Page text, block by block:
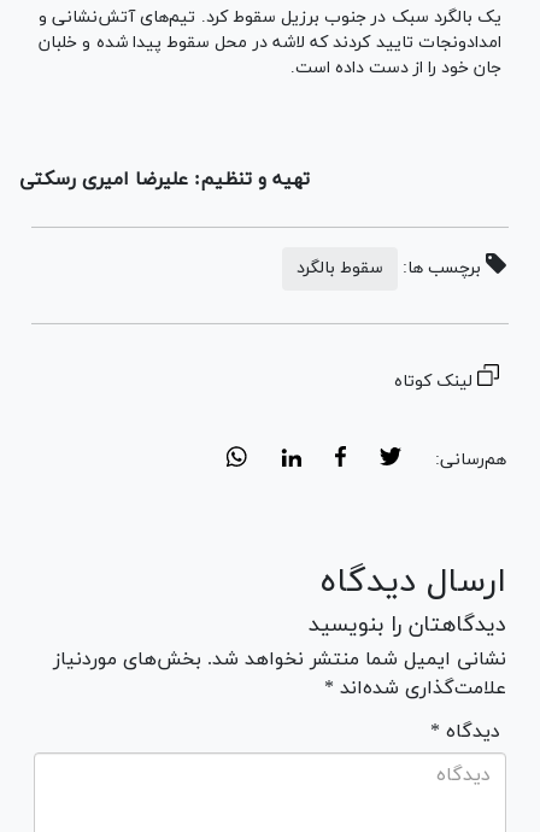
یک بالگرد سبک در جنوب برزیل سقوط کرد. تیم‌های آتش‌نشانی و
امدادونجات تایید کردند که لاشه در محل سقوط پیدا شده و خلبان
جان خود را از دست داده است.
تهیه و تنظیم: علیرضا امیری رسکتی
برچسب ها: سقوط بالگرد
لینک کوتاه
هم‌رسانی:
ارسال دیدگاه
دیدگاهتان را بنویسید
نشانی ایمیل شما منتشر نخواهد شد. بخش‌های موردنیاز
علامت‌گذاری شده‌اند *
* دیدگاه